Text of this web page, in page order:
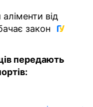
від
закон
передають